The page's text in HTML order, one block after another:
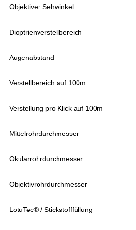
Objektiver Sehwinkel
Dioptrienverstellbereich
Augenabstand
Verstellbereich auf 100m
Verstellung pro Klick auf 100m
Mittelrohrdurchmesser
Okularrohrdurchmesser
Objektivrohrdurchmesser
LotuTec® / Stickstofffüllung